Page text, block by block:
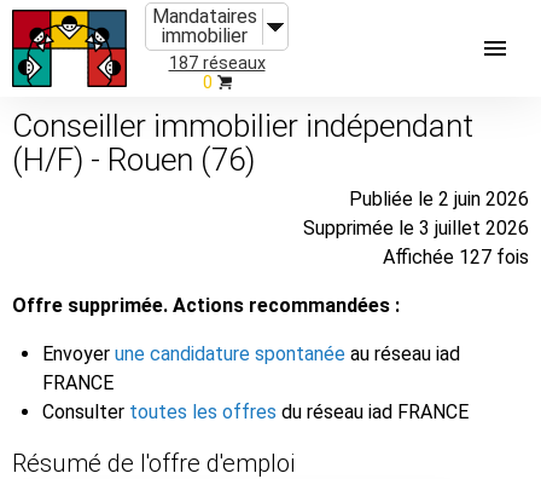
Mandataires
immobilier
187 réseaux
0
Conseiller immobilier indépendant
(H/F) - Rouen (76)
Publiée le 2 juin 2026
Supprimée le 3 juillet 2026
Affichée 127 fois
Offre supprimée. Actions recommandées :
Envoyer une candidature spontanée au réseau iad
FRANCE
Consulter toutes les offres du réseau iad FRANCE
Résumé de l'offre d'emploi